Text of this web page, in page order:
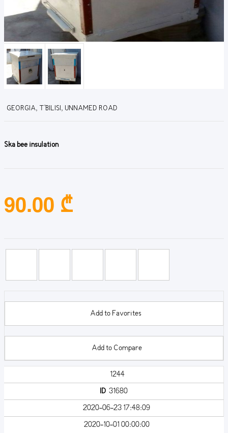
GEORGIA, T'BILISI, UNNAMED ROAD
Ska bee insulation
90.00 ₾
Add to Favorites
Add to Compare
1244
ID 31680
2020-06-23 17:48:09
2020-10-01 00:00:00